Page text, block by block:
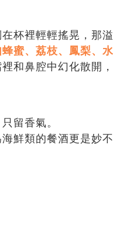
杯裡輕輕搖晃，那
蜜、荔枝、鳳梨、
和鼻腔中幻化散開
留香氣。
鮮類的餐酒更是妙不